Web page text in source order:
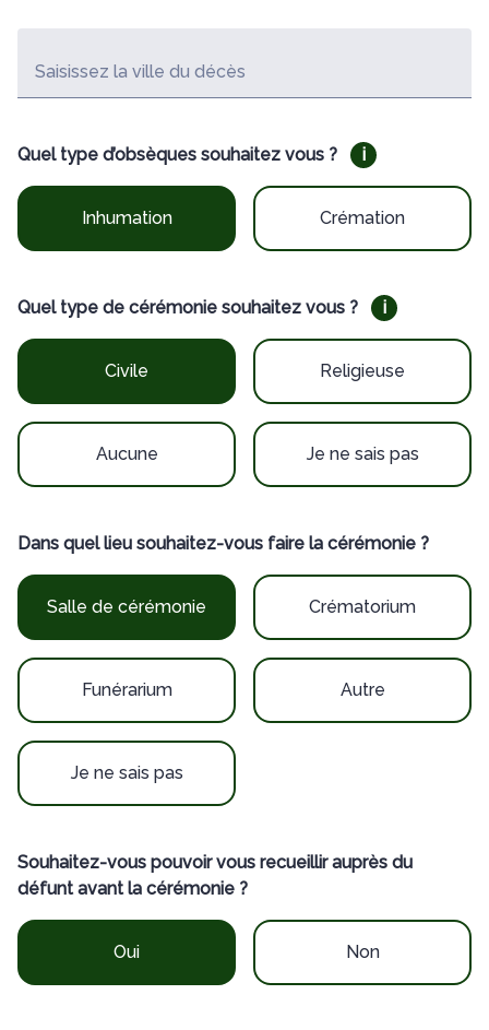
Saisissez la ville du décès
Quel type d’obsèques souhaitez vous ? i
Inhumation Crémation
Quel type de cérémonie souhaitez vous ? i
Civile Religieuse
Aucune Je ne sais pas
Dans quel lieu souhaitez-vous faire la cérémonie ?
Salle de cérémonie Crématorium
Funérarium Autre
Je ne sais pas
Souhaitez-vous pouvoir vous recueillir auprès du
défunt avant la cérémonie ?
Oui Non